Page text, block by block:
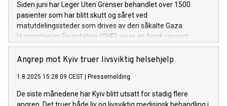
Siden juni har Leger Uten Grenser behandlet over 1500
pasienter som har blitt skutt og såret ved
matutdelingssteder som drives av den såkalte Gaza
Humanitarian Foundation (GHF), viser en fersk rapport.
Angrep mot Kyiv truer livsviktig helsehjelp
1.8.2025 15:28:09 CEST Pressemelding
De siste månedene har Kyiv blitt utsatt for stadig flere